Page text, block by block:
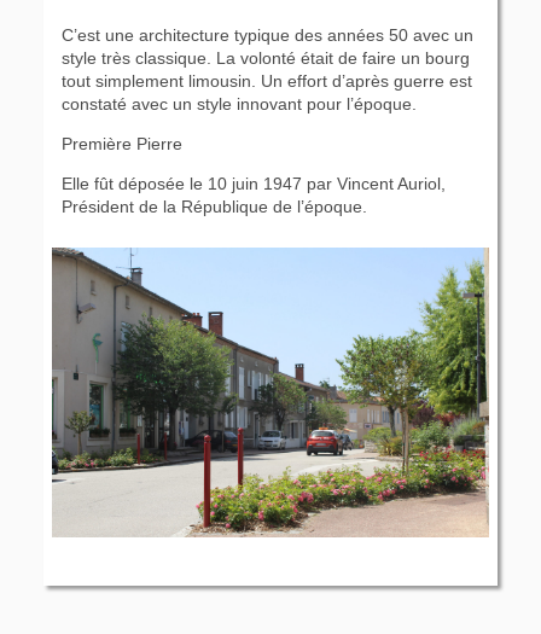
C’est une architecture typique des années 50 avec un
style très classique. La volonté était de faire un bourg
tout simplement limousin. Un effort d’après guerre est
constaté avec un style innovant pour l’époque.
Première Pierre
Elle fût déposée le 10 juin 1947 par Vincent Auriol,
Président de la République de l’époque.